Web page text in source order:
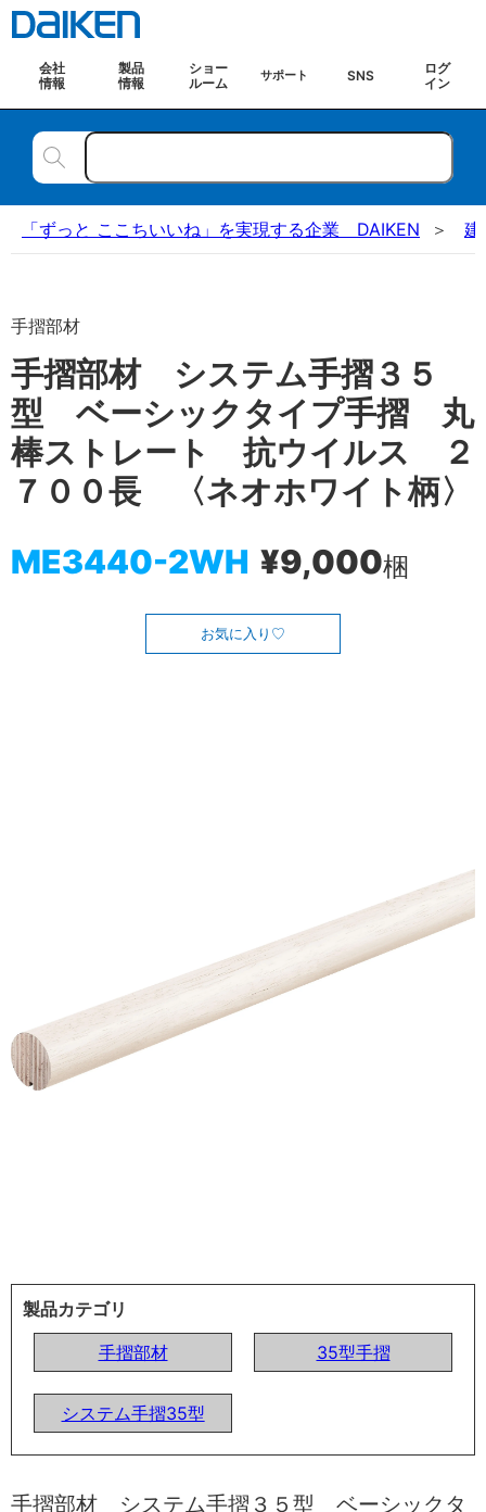
会社
情報
製品
情報
ショー
ルーム
サポート SNS
ログ
イン
「ずっと ここちいいね」を実現する企業 DAIKEN 建
手摺部材
手摺部材 システム手摺３５
型 ベーシックタイプ手摺 丸
棒ストレート 抗ウイルス ２
７００長 〈ネオホワイト柄〉
ME3440-2WH ¥9,000梱
お気に入り
製品カテゴリ
手摺部材
35型手摺
システム手摺35型
手摺部材 システム手摺３５型 ベーシックタ